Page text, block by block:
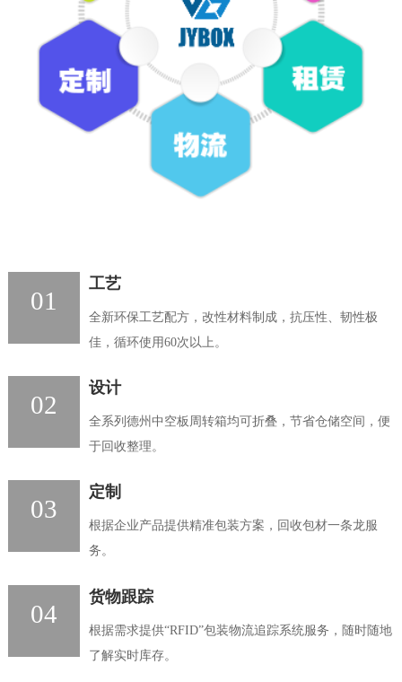
01
工艺
全新环保工艺配方，改性材料制成，抗压性、韧性极
佳，循环使用60次以上。
02
设计
全系列德州中空板周转箱均可折叠，节省仓储空间，便
于回收整理。
03
定制
根据企业产品提供精准包装方案，回收包材一条龙服
务。
04
货物跟踪
根据需求提供“RFID”包装物流追踪系统服务，随时随地
了解实时库存。